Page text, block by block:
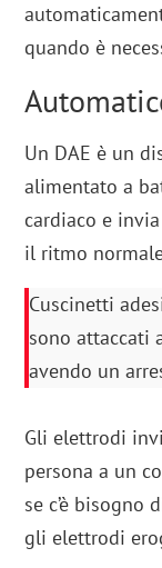
quando è
Un DAE è un
alimentato a
cardiaco e
il ritmo
Cuscinetti
sono attaccati
avendo un
Gli elettrodi
persona a un
se c’è bisogno
gli elettrodi